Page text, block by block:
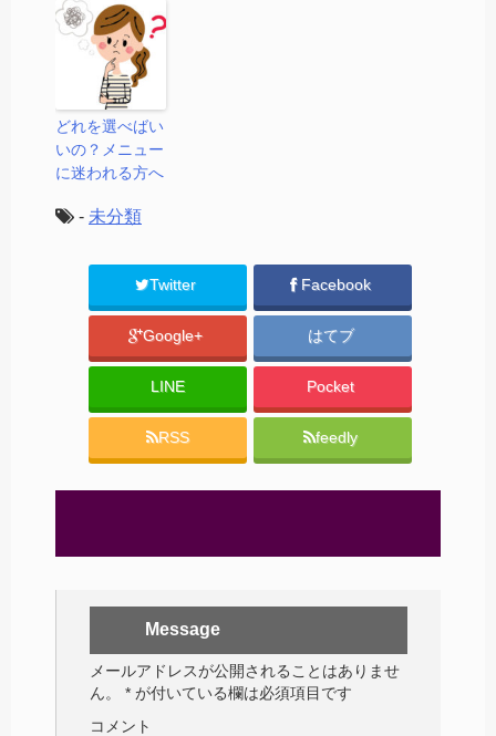
どれを選べばい
いの？メニュー
に迷われる方へ
- 未分類
Twitter Facebook
Google+ はてブ
LINE Pocket
RSS feedly
Message
メールアドレスが公開されることはありませ
ん。
* が付いている欄は必須項目です
コメント